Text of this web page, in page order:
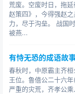
荒废。空废时日，拖
赵策四》，今得强赵
力，尽于沟垒。 战国
被燕...
有恃无恐的成语故
春秋时，中原霸主齐
王位。鲁僖公二十六
严重的灾荒，齐孝公